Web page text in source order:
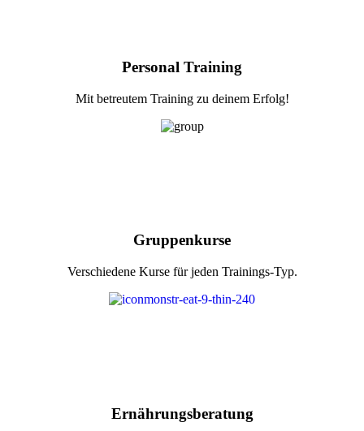
Personal Training
Mit betreutem Training zu deinem Erfolg!
Gruppenkurse
Verschiedene Kurse für jeden Trainings-Typ.
Ernährungsberatung